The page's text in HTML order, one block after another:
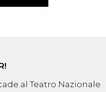
al Teatro Nazionale